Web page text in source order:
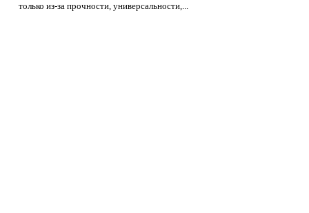
только из-за прочности, универсальности,...